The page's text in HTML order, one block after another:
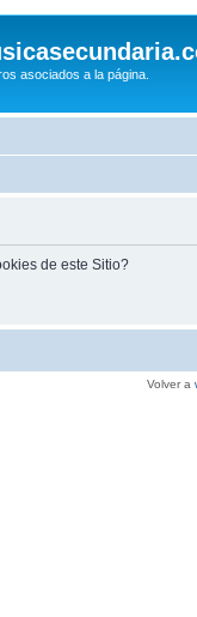
asociados a la página.
de este Sitio?
Volver a